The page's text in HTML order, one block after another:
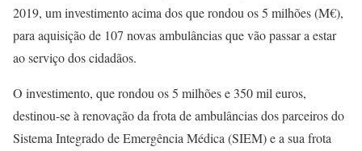
2019, um investimento acima dos que rondou os 5 milhões (M€),
para aquisição de 107 novas ambulâncias que vão passar a estar
ao serviço dos cidadãos.
O investimento, que rondou os 5 milhões e 350 mil euros,
destinou-se à renovação da frota de ambulâncias dos parceiros do
Sistema Integrado de Emergência Médica (SIEM) e a sua frota